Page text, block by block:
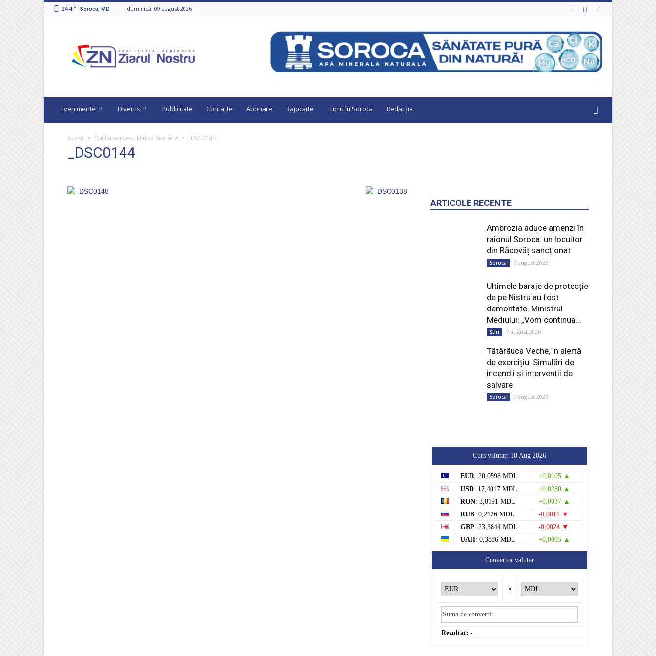
24.4 C Soroca, MD duminică, 09 august 2026
Nostru
Evenimente Divertis Publicitate Contacte Abonare Rapoarte Lucru în Soroca Redacția
Acasă Da! Eu vorbesc Limba Română _DSC0144
_DSC0144
ARTICOLE RECENTE
Ambrozia aduce amenzi în
raionul Soroca: un locuitor
din Răcovăț sancționat
Soroca 7 august 2026
Ultimele baraje de protecție
de pe Nistru au fost
demontate. Ministrul
Mediului: „Vom continua...
Știri 7 august 2026
Tătărăuca Veche, în alertă
de exercițiu. Simulări de
incendii și intervenții de
salvare
Soroca 7 august 2026
Curs valutar: 10 Aug 2026
EUR: 20,0598 MDL
+0,0105 ▲
USD: 17,4017 MDL
+0,0280 ▲
RON: 3,8191 MDL
+0,0037 ▲
RUB: 0,2126 MDL
-0,0011 ▼
GBP: 23,3844 MDL
-0,0024 ▼
UAH: 0,3886 MDL +0,0005 ▲
Convertor valutar
»
Rezultat: -